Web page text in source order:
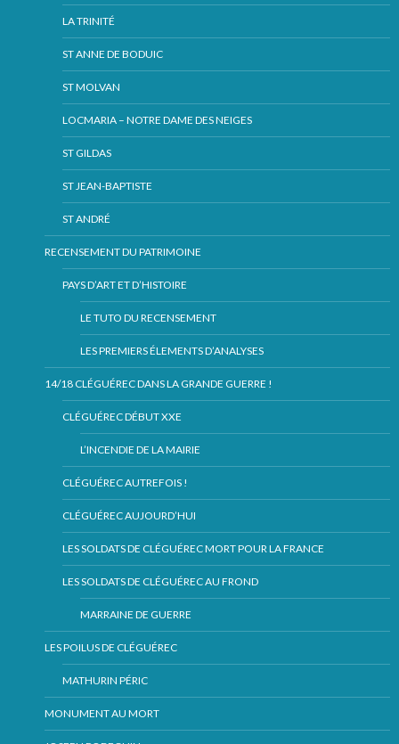
LA TRINITÉ
ST ANNE DE BODUIC
ST MOLVAN
LOCMARIA – NOTRE DAME DES NEIGES
ST GILDAS
ST JEAN-BAPTISTE
ST ANDRÉ
RECENSEMENT DU PATRIMOINE
PAYS D’ART ET D’HISTOIRE
LE TUTO DU RECENSEMENT
LES PREMIERS ÉLEMENTS D’ANALYSES
14/18 CLÉGUÉREC DANS LA GRANDE GUERRE !
CLÉGUÉREC DÉBUT XXE
L’INCENDIE DE LA MAIRIE
CLÉGUÉREC AUTREFOIS !
CLÉGUÉREC AUJOURD’HUI
LES SOLDATS DE CLÉGUÉREC MORT POUR LA FRANCE
LES SOLDATS DE CLÉGUÉREC AU FROND
MARRAINE DE GUERRE
LES POILUS DE CLÉGUÉREC
MATHURIN PÉRIC
MONUMENT AU MORT